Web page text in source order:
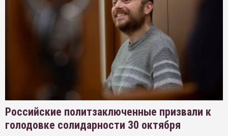
Российские политзаключенные призвали к
голодовке солидарности 30 октября